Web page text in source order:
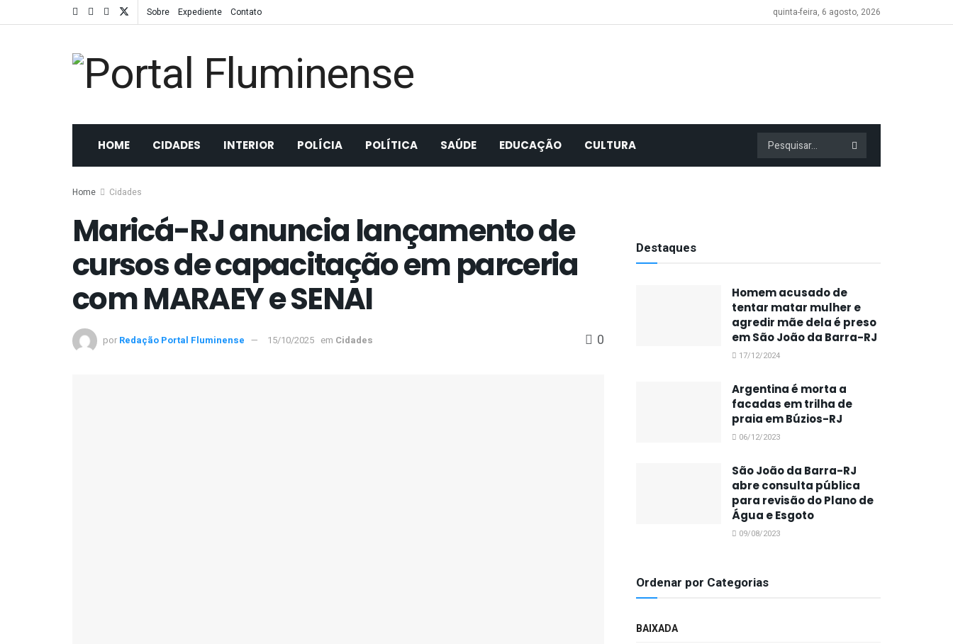
Sobre Expediente Contato quinta-feira, 6 agosto, 2026
HOME CIDADES INTERIOR POLÍCIA POLÍTICA SAÚDE EDUCAÇÃO CULTURA
Home Cidades
Maricá-RJ anuncia lançamento de
cursos de capacitação em parceria
com MARAEY e SENAI
por Redação Portal Fluminense 15/10/2025 em Cidades 0
Destaques
Homem acusado de
tentar matar mulher e
agredir mãe dela é preso
em São João da Barra-RJ
17/12/2024
Argentina é morta a
facadas em trilha de
praia em Búzios-RJ
06/12/2023
São João da Barra-RJ
abre consulta pública
para revisão do Plano de
Água e Esgoto
09/08/2023
Ordenar por Categorias
BAIXADA